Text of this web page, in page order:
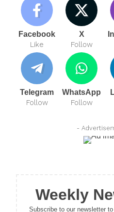
Facebook
Like
X
Follow
Telegram
Follow
WhatsApp
Follow
-
Weekly
Subscribe to our newsletter